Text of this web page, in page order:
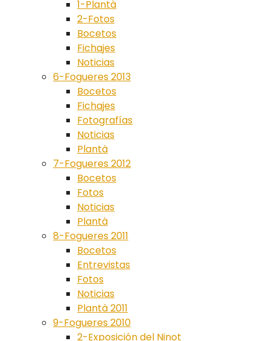
1-Plantà
2-Fotos
Bocetos
Fichajes
Noticias
6-Fogueres 2013
Bocetos
Fichajes
Fotografías
Noticias
Plantà
7-Fogueres 2012
Bocetos
Fotos
Noticias
Plantà
8-Fogueres 2011
Bocetos
Entrevistas
Fotos
Noticias
Plantà 2011
9-Fogueres 2010
2-Exposición del Ninot